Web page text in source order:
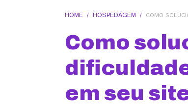
HOME / HOSPEDAGEM / COMO
Como
em seu